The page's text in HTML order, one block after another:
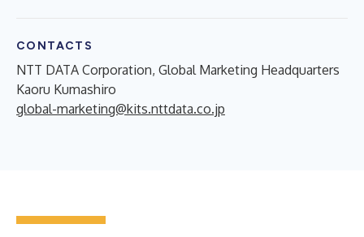
CONTACTS
NTT DATA Corporation, Global Marketing Headquarters
Kaoru Kumashiro
global-marketing@kits.nttdata.co.jp